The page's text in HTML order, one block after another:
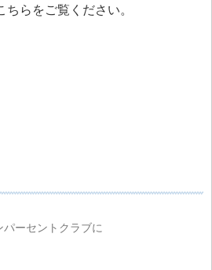
らをご覧ください。
パーセントクラブに